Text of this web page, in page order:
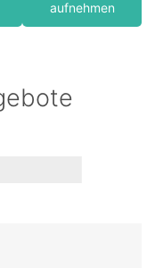
aufnehmen